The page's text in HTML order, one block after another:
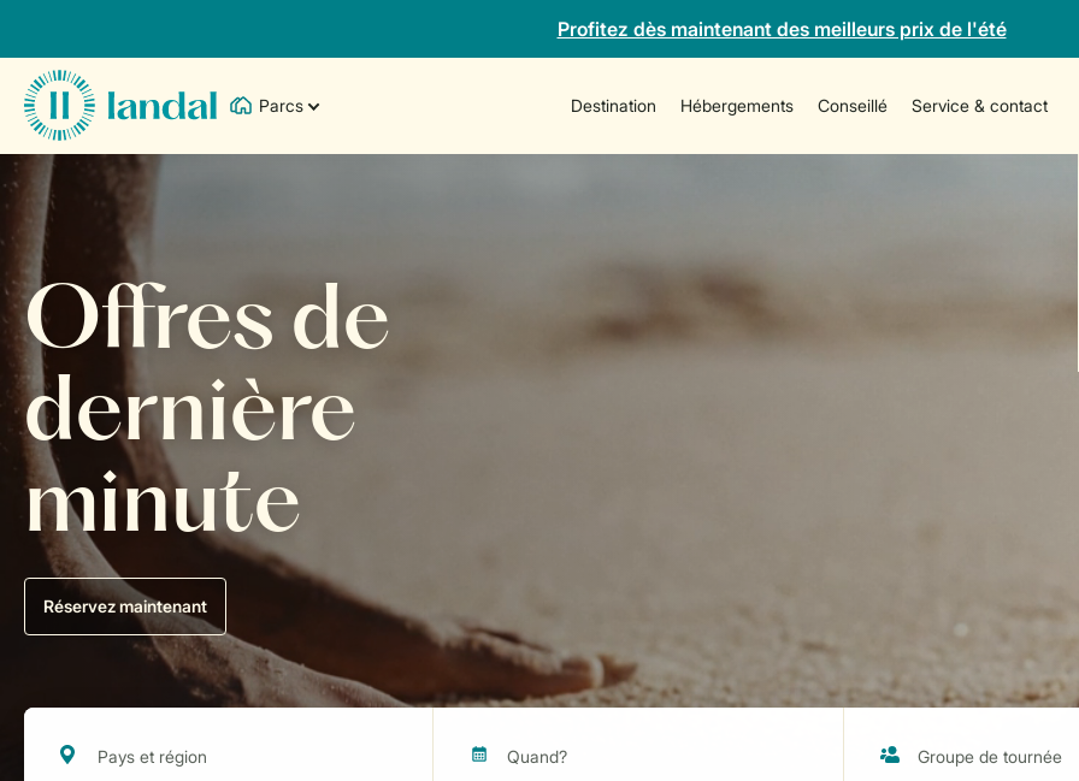
Profitez dès maintenant des meilleurs prix de l'été
Parcs Destination Hébergements Conseillé Service & contact
Offres de
dernière
minute
Réservez maintenant